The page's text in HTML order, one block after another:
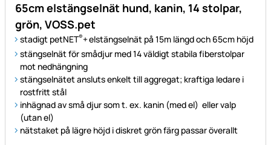
65cm elstängselnät hund, kanin, 14 stolpar,
grön, VOSS.pet
stadigt petNET®+elstängselnät på 15m längd och 65cm höjd
stängselnät för smådjur med 14 väldigt stabila fiberstolpar
mot nedhängning
stängselnätet ansluts enkelt till aggregat; kraftiga ledare i
rostfritt stål
inhägnad av små djur som t. ex. kanin (med el) eller valp
(utan el)
nätstaket på lägre höjd i diskret grön färg passar överallt